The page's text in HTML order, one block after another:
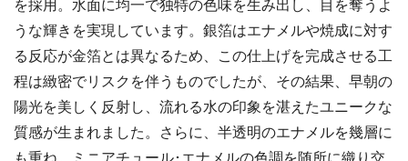
を採用。水面に均一で独特の色味を生み出し、目を奪うよ
うな輝きを実現しています。銀箔はエナメルや焼成に対す
る反応が金箔とは異なるため、この仕上げを完成させる工
程は緻密でリスクを伴うものでしたが、その結果、早朝の
陽光を美しく反射し、流れる水の印象を湛えたユニークな
質感が生まれました。さらに、半透明のエナメルを幾層に